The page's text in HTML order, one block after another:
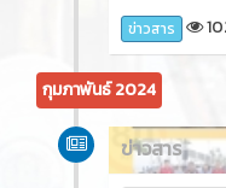
ข่าวสาร
กุมภาพันธ์ 2024
ข่าวสาร